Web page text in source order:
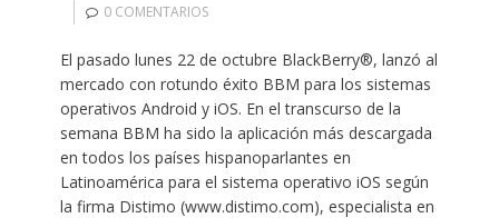
0 COMENTARIOS
El pasado lunes 22 de octubre BlackBerry®, lanzó al
mercado con rotundo éxito BBM para los sistemas
operativos Android y iOS. En el transcurso de la
semana BBM ha sido la aplicación más descargada
en todos los países hispanoparlantes en
Latinoamérica para el sistema operativo iOS según
la firma Distimo (www.distimo.com), especialista en